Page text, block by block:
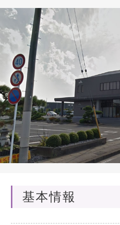
基本情報